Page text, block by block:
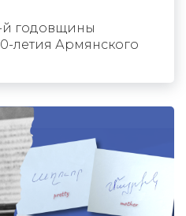
й годовщины
летия Армянского